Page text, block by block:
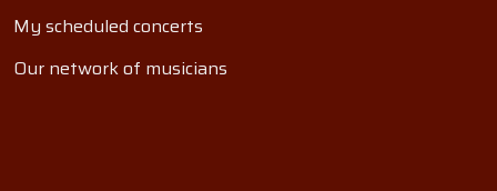
My scheduled concerts
Our network of musicians